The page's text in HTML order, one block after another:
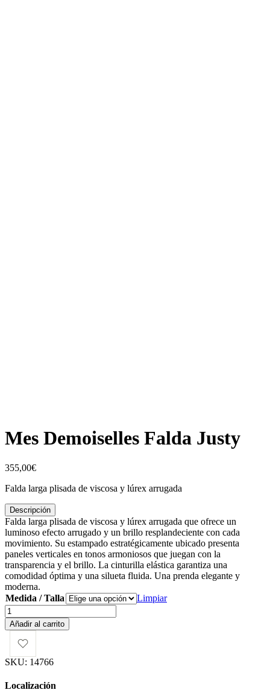
Mes Demoiselles Falda Justy
355,00€
Falda larga plisada de viscosa y lúrex arrugada
Descripción
Falda larga plisada de viscosa y lúrex arrugada que ofrece un
luminoso efecto arrugado y un brillo resplandeciente con cada
movimiento. Su estampado estratégicamente ubicado presenta
paneles verticales en tonos armoniosos que juegan con la
transparencia y el brillo. La cinturilla elástica garantiza una
comodidad óptima y una silueta fluida. Una prenda elegante y
moderna.
Medida / Talla
Limpiar
Mes
Demoiselles
Falda
Justy
Añadir al carrito
SKU: 14766
Localización